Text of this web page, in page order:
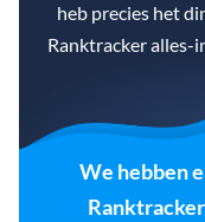
heb precies het
Ranktracker alles-
We hebben